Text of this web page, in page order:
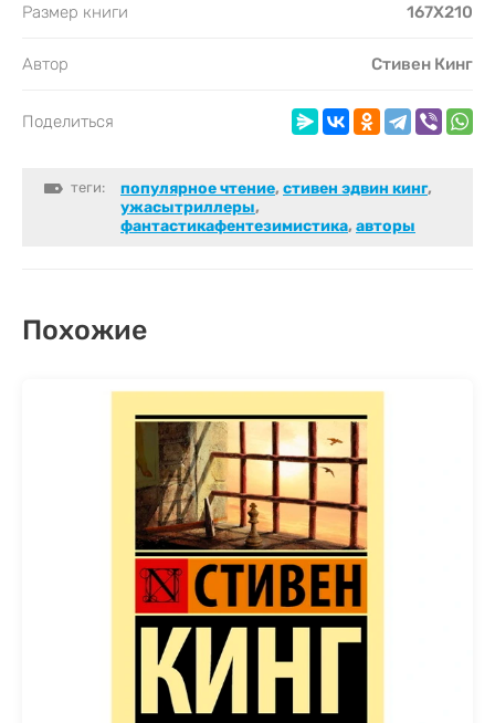
Размер книги 167Х210
Автор Стивен Кинг
Поделиться
теги: популярное чтение, стивен эдвин кинг,
ужасытриллеры,
фантастикафентезимистика, авторы
Похожие